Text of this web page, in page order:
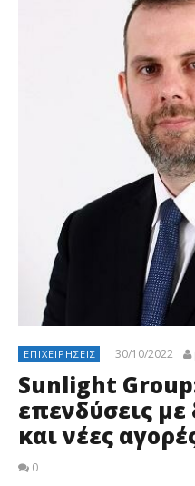
ΕΠΙΧΕΙΡΉΣΕΙΣ 30/10/2022
Sunlight
επενδύσεις
και νέες
0